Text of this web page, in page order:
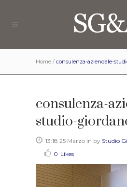
Home / consulenza-aziendale-
consulenza-
studio-
13:18 25 Marzo in by Studio
0 Likes